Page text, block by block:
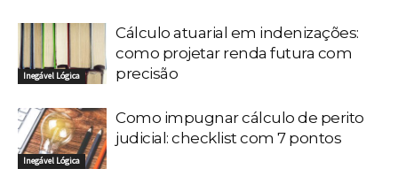
Inegável Lógica
Cálculo atuarial em indenizações:
como projetar renda futura com
precisão
Inegável Lógica
Como impugnar cálculo de perito
judicial: checklist com 7 pontos